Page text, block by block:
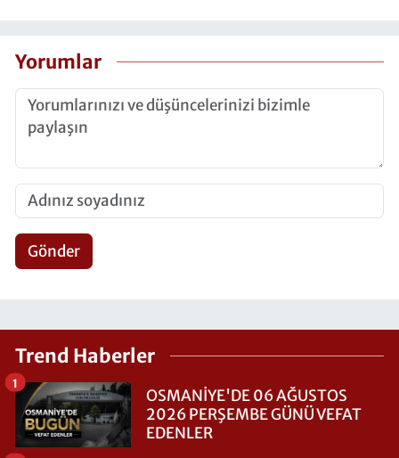
Yorumlar
Gönder
Trend Haberler
OSMANİYE'DE 06 AĞUSTOS
2026 PERŞEMBE GÜNÜ VEFAT
EDENLER
1